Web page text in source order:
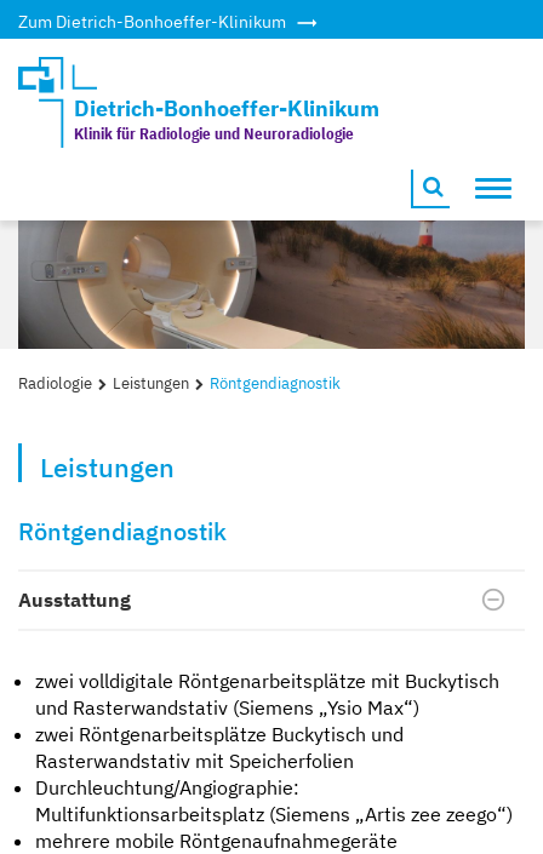
Zum Dietrich-Bonhoeffer-Klinikum
Dietrich-Bonhoeffer-Klinikum
Klinik für Radiologie und Neuroradiologie
Radiologie Leistungen Röntgendiagnostik
Leistungen
Röntgendiagnostik
Ausstattung
zwei volldigitale Röntgenarbeitsplätze mit Buckytisch
und Rasterwandstativ (Siemens „Ysio Max“)
zwei Röntgenarbeitsplätze Buckytisch und
Rasterwandstativ mit Speicherfolien
Durchleuchtung/Angiographie:
Multifunktionsarbeitsplatz (Siemens „Artis zee zeego“)
mehrere mobile Röntgenaufnahmegeräte